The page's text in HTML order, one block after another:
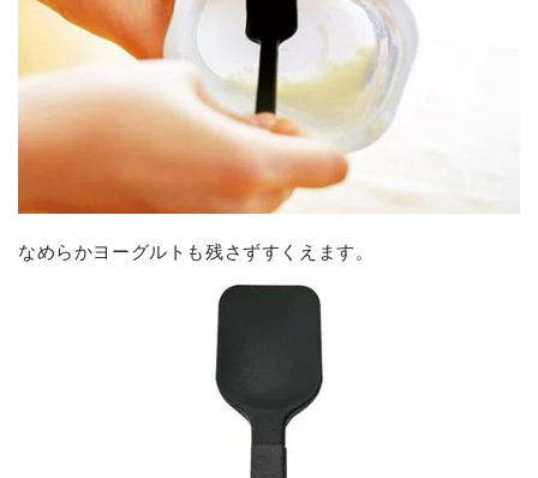
なめらかヨーグルトも残さずすくえます。